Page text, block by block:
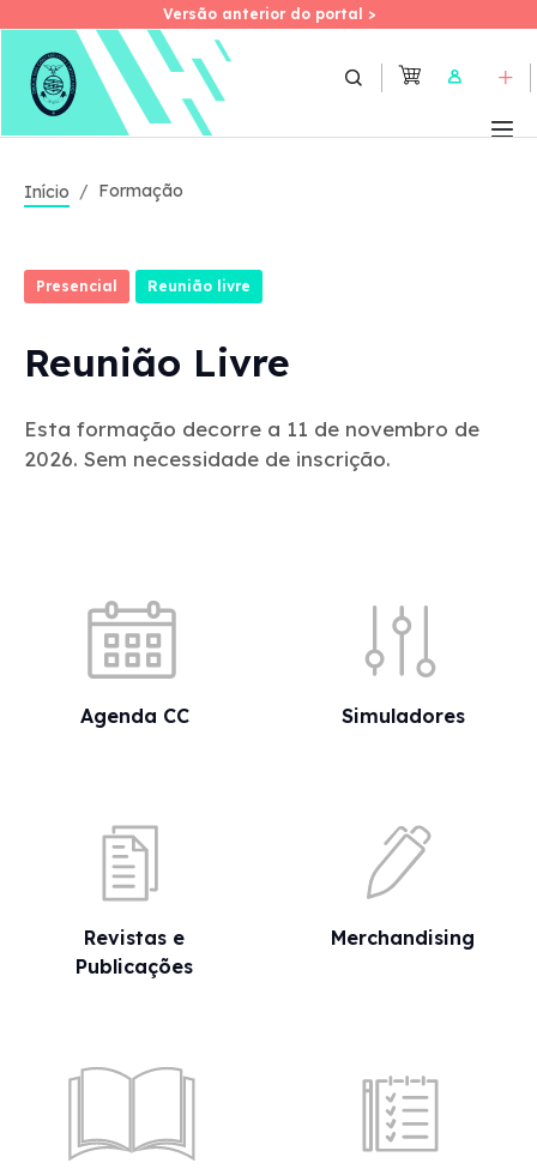
Skip
Versão anterior do portal >
Versão anterior do portal >
User
Início Formação
Presencial Reunião livre
Reunião Livre
Esta formação decorre a 11 de novembro de
2026. Sem necessidade de inscrição.
Agenda CC Simuladores
Revistas e
Publicações
Merchandising